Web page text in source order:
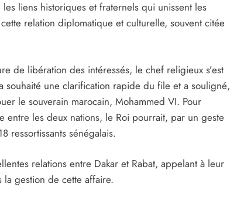
liens historiques et fraternels qui unissent les
relation diplomatique et culturelle, souvent citée
de libération des intéressés, le chef religieux s’est
une clarification rapide du file et a souligné,
le souverain marocain, Mohammed VI. Pour
entre les deux nations, le Roi pourrait, par un geste
ressortissants sénégalais.
relations entre Dakar et Rabat, appelant à leur
la gestion de cette affaire.